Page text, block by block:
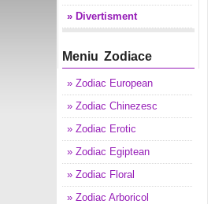
» Divertisment
Meniu Zodiace
» Zodiac European
» Zodiac Chinezesc
» Zodiac Erotic
» Zodiac Egiptean
» Zodiac Floral
» Zodiac Arboricol